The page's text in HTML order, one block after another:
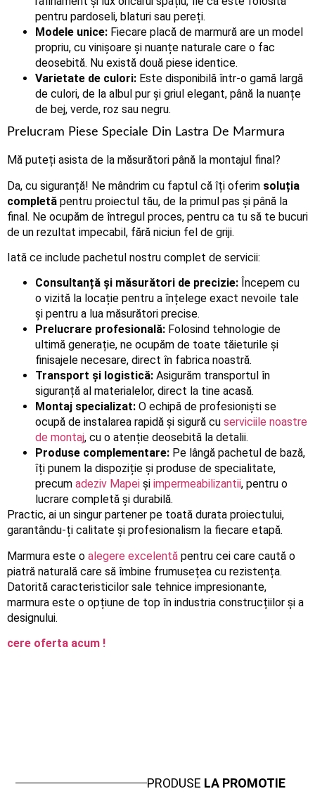
pentru pardoseli, blaturi sau pereți.
Modele unice: Fiecare placă de marmură are un model
propriu, cu vinișoare și nuanțe naturale care o fac
deosebită. Nu există două piese identice.
Varietate de culori: Este disponibilă într-o gamă largă
de culori, de la albul pur și griul elegant, până la nuanțe
de bej, verde, roz sau negru.
Prelucram Piese Speciale Din Lastra De Marmura
Mă puteți asista de la măsurători până la montajul final?
Da, cu siguranță! Ne mândrim cu faptul că îți oferim soluția
completă pentru proiectul tău, de la primul pas și până la
final. Ne ocupăm de întregul proces, pentru ca tu să te bucuri
de un rezultat impecabil, fără niciun fel de griji.
Iată ce include pachetul nostru complet de servicii:
Consultanță și măsurători de precizie: Începem cu
o vizită la locație pentru a înțelege exact nevoile tale
și pentru a lua măsurători precise.
Prelucrare profesională: Folosind tehnologie de
ultimă generație, ne ocupăm de toate tăieturile și
finisajele necesare, direct în fabrica noastră.
Transport și logistică: Asigurăm transportul în
siguranță al materialelor, direct la tine acasă.
Montaj specializat: O echipă de profesioniști se
ocupă de instalarea rapidă și sigură cu serviciile noastre
de montaj, cu o atenție deosebită la detalii.
Produse complementare: Pe lângă pachetul de bază,
îți punem la dispoziție și produse de specialitate,
precum adeziv Mapei și impermeabilizantii, pentru o
lucrare completă și durabilă.
Practic, ai un singur partener pe toată durata proiectului,
garantându-ți calitate și profesionalism la fiecare etapă.
Marmura este o alegere excelentă pentru cei care caută o
piatră naturală care să îmbine frumusețea cu rezistența.
Datorită caracteristicilor sale tehnice impresionante,
marmura este o opțiune de top în industria construcțiilor și a
designului.
cere oferta acum !
PRODUSE LA PROMOTIE